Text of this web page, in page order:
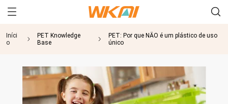
Iníci
o
PET Knowledge
Base
PET: Por que NÃO é um plástico de uso
único